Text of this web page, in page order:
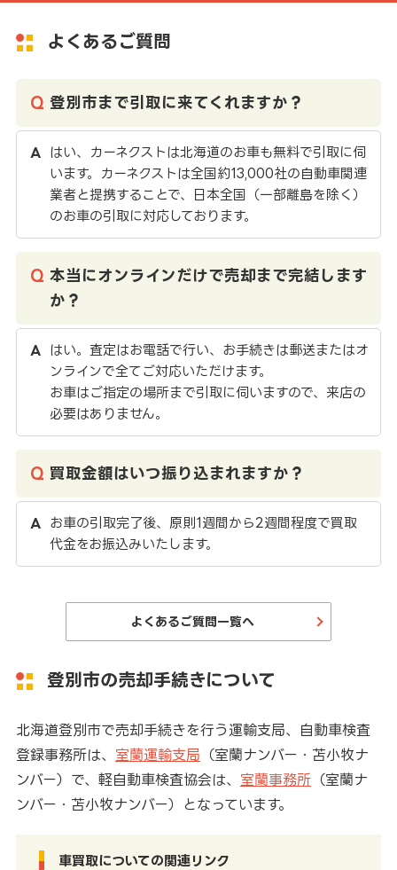
よくあるご質問
登別市まで引取に来てくれますか？
はい、カーネクストは北海道のお車も無料で引取に伺
います。カーネクストは全国約13,000社の自動車関連
業者と提携することで、日本全国（一部離島を除く）
のお車の引取に対応しております。
本当にオンラインだけで売却まで完結します
か？
はい。査定はお電話で行い、お手続きは郵送またはオ
ンラインで全てご対応いただけます。
お車はご指定の場所まで引取に伺いますので、来店の
必要はありません。
買取金額はいつ振り込まれますか？
お車の引取完了後、原則1週間から2週間程度で買取
代金をお振込みいたします。
よくあるご質問一覧へ
登別市の売却手続きについて
北海道登別市で売却手続きを行う運輸支局、自動車検査
登録事務所は、 室蘭運輸支局 （室蘭ナンバー・苫小牧ナ
ンバー）で、軽自動車検査協会は、 室蘭事務所（室蘭ナ
ンバー・苫小牧ナンバー）となっています。
車買取についての関連リンク